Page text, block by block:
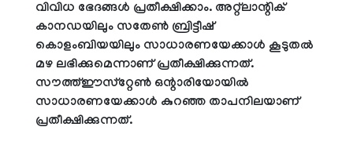
വിവിധ ഭേദങ്ങള്‍ പ്രതീക്ഷിക്കാം. അറ്റ്‌ലാന്റിക്
കാനഡയിലും സതേണ്‍ ബ്രിട്ടീഷ്
കൊളംബിയയിലും സാധാരണയേക്കാള്‍ കൂടുതല്‍
മഴ ലഭിക്കുമെന്നാണ് പ്രതീക്ഷിക്കുന്നത്.
സൗത്ത്ഈസ്‌റ്റേണ്‍ ഒന്റാരിയോയില്‍
സാധാരണയേക്കാള്‍ കുറഞ്ഞ താപനിലയാണ്
പ്രതീക്ഷിക്കുന്നത്.